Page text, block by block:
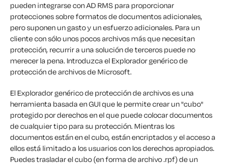
pueden integrarse con AD RMS para proporcionar
protecciones sobre formatos de documentos adicionales,
pero suponen un gasto y un esfuerzo adicionales. Para un
cliente con sólo unos pocos archivos más que necesitan
protección, recurrir a una solución de terceros puede no
merecer la pena. Introduzca el Explorador genérico de
protección de archivos de Microsoft.
El Explorador genérico de protección de archivos es una
herramienta basada en GUI que le permite crear un "cubo"
protegido por derechos en el que puede colocar documentos
de cualquier tipo para su protección. Mientras los
documentos están en el cubo, están encriptados y el acceso a
ellos está limitado a los usuarios con los derechos apropiados.
Puedes trasladar el cubo (en forma de archivo .rpf) de un